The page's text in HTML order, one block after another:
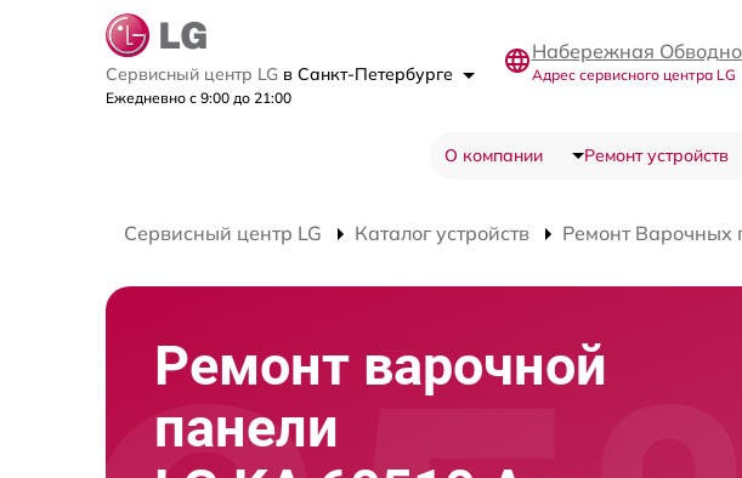
Сервисный центр LG в Санкт-Петербурге
Ежедневно с 9:00 до 21:00
Набережная
Адрес сервисного центра LG
О компании Ремонт устройств
Сервисный центр LG Каталог устройств Ремонт Варочных
Ремонт варочной
панели